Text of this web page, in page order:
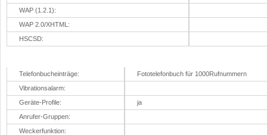
WAP (1.2.1):
WAP 2.0/XHTML:
HSCSD:
Telefonbucheinträge:
Fototelefonbuch für 1000Rufnummern
Vibrationsalarm:
Geräte-Profile:
ja
Anrufer-Gruppen:
Weckerfunktion: